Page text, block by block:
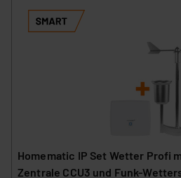
Homematic IP Set Wetter Profi
Zentrale CCU3 und Funk-